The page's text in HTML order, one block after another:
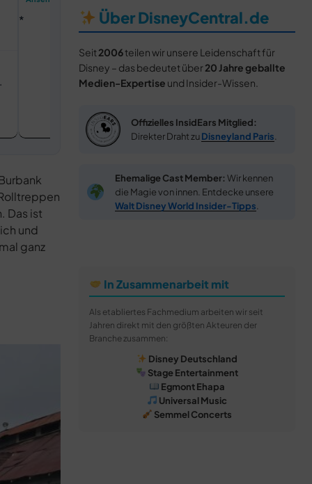
Das ist
und
ganz
Über DisneyCentral.de
Seit 2006teilen wir unsere Leidenschaft für
Disney – das bedeutet über 20 Jahre geballte
Medien-Expertise und Insider-Wissen.
Offizielles InsidEars Mitglied:
Direkter Draht zuDisneyland Paris
Ehemalige Cast Member: Wir kennen
die Magie von innen. Entdecke unsere
Walt Disney World Insider-Tipps
In Zusammenarbeit mit
Als etabliertes Fachmedium arbeiten wir seit
Jahren direkt mit den größten Akteuren der
Branche zusammen:
Disney Deutschland
Stage Entertainment
Egmont Ehapa
Universal Music
Semmel Concerts